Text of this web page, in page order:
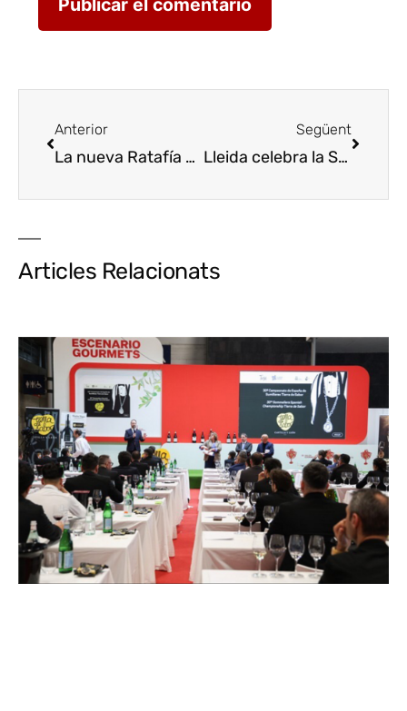
Anterior
La nueva Ratafía Cabrera, con origen en Santa Pere Cercada, protagonizará la 44ª edición de la Fiesta de la Ratafía
Següent
Lleida celebra la Sherry Week en L’Espurna
Articles Relacionats